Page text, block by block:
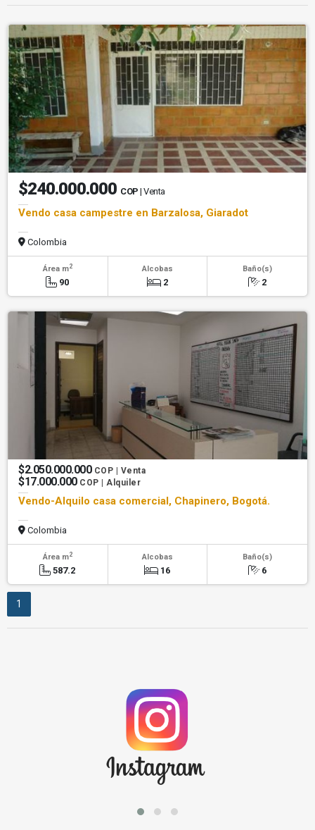
$240.000.000 COP | Venta
Vendo casa campestre en Barzalosa, Giaradot
Colombia
Área m2
90
Alcobas
2
Baño(s)
2
$2.050.000.000 COP | Venta
$17.000.000 COP | Alquiler
Vendo-Alquilo casa comercial, Chapinero, Bogotá.
Colombia
Área m2
587.2
Alcobas
16
Baño(s)
6
1